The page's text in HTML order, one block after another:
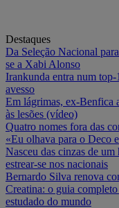
Destaques
Da Seleção Nacional
se a Xabi Alonso
Irankunda entra num
avesso
Em lágrimas, ex-Benfica
às lesões (vídeo)
Quatro nomes fora das
«Eu olhava para o Deco
Nasceu das cinzas de
estrear-se nos nacionais
Bernardo Silva renova
Creatina: o guia
estudado do mundo